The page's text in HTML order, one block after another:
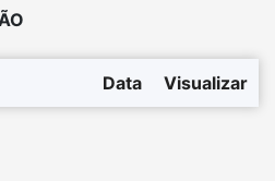
Data Visualizar